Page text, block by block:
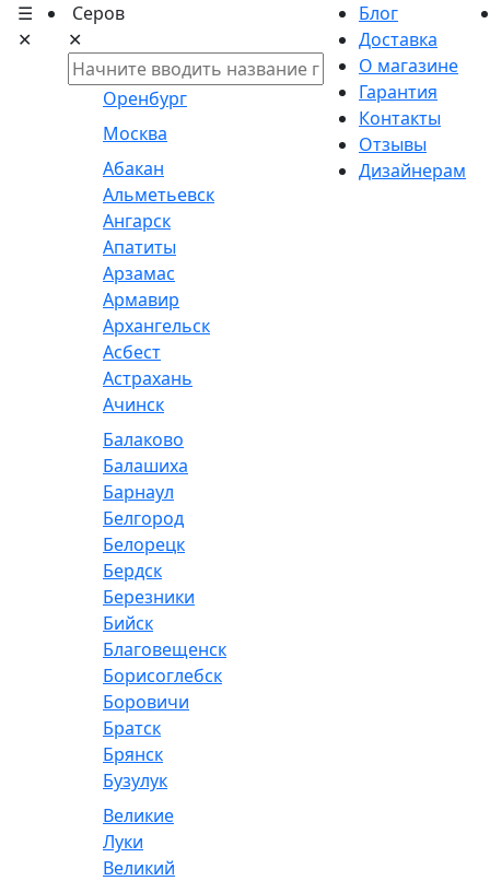
☰
✕
Серов
✕
Оренбург
Москва
Абакан
Альметьевск
Ангарск
Апатиты
Арзамас
Армавир
Архангельск
Асбест
Астрахань
Ачинск
Балаково
Балашиха
Барнаул
Белгород
Белорецк
Бердск
Березники
Бийск
Благовещенск
Борисоглебск
Боровичи
Братск
Брянск
Бузулук
Великие
Луки
Великий
Блог
Доставка
О магазине
Гарантия
Контакты
Отзывы
Дизайнерам